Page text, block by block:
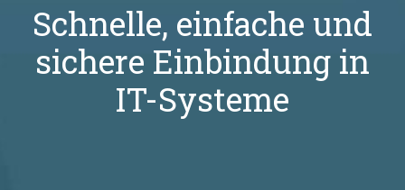
Schnelle, einfache und
sichere Einbindung in
IT-Systeme